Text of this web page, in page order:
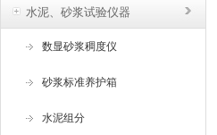
水泥、砂浆试验仪器
数显砂浆稠度仪
砂浆标准养护箱
水泥组分